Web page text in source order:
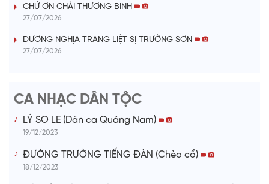
V
i
e
o
CHỨ ƠN CHÀI THƯƠNG BINH
27/07/2026
DƯƠNG NGHỊA TRANG LIỆT SỊ TRƯỜNG SƠN
27/07/2026
CA NHẠC DÂN TỘC
LÝ SO LE (Dân ca Quảng Nam)
19/12/2023
ĐƯỜNG TRƯỜNG TIẾNG ĐÀN (Chèo cổ)
18/12/2023